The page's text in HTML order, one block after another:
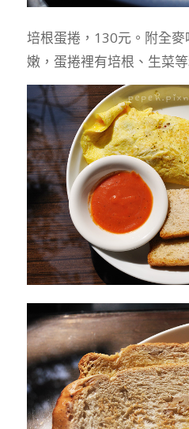
培根蛋捲，130元。附全
嫩，蛋捲裡有培根、生菜